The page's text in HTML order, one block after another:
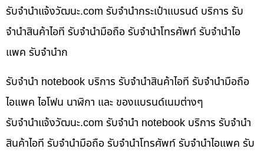
รับจํานําแจ้งวัฒนะ.com รับจำนำกระเป๋าแบรนด์ บริการ รับ
จำนำสินค้าไอที รับจำนำมือถือ รับจำนำโทรศัพท์ รับจำนำไอ
แพค รับจำนำก
รับจำนำ notebook บริการ รับจำนำสินค้าไอที รับจำนำมือถือ
ไอแพค ไอโฟน นาฬิกา และ ของแบรนด์เนมต่างๆ
รับจํานําแจ้งวัฒนะ.com รับจำนำ notebook บริการ รับจำนำ
สินค้าไอที รับจำนำมือถือ รับจำนำโทรศัพท์ รับจำนำไอแพค รับ